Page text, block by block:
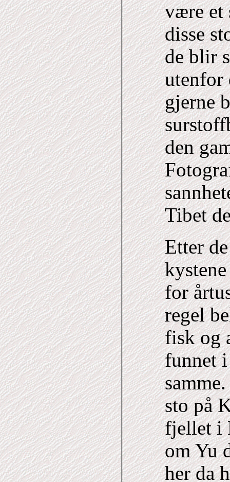
være et
disse
de blir
utenfor
gjerne
den
Tibet
Etter
for
regel
fisk og
funnet
sto på
fjellet i
om Yu
her da